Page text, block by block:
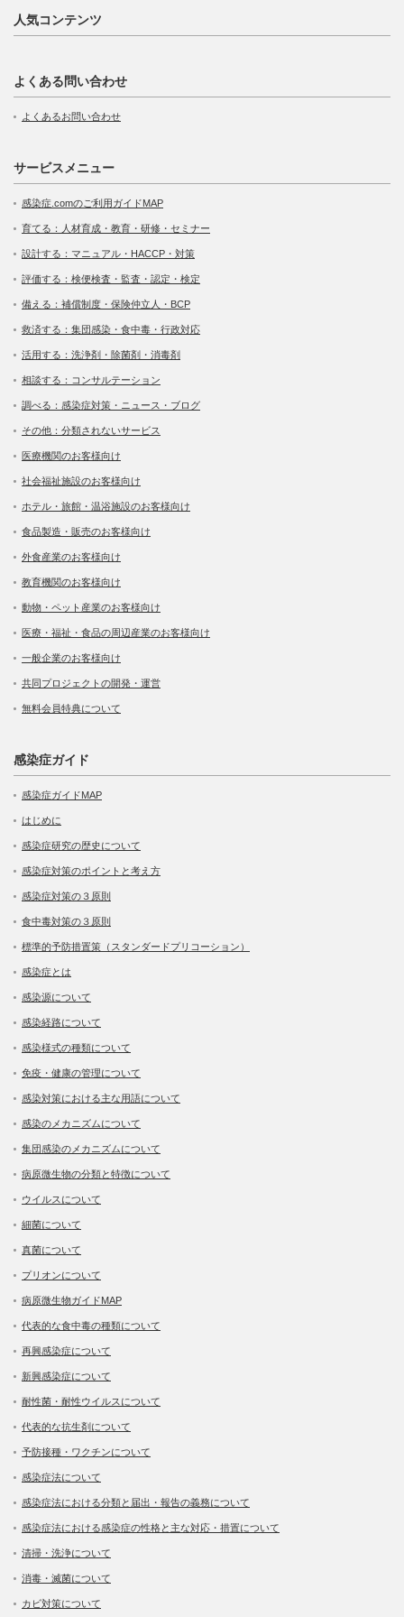
人気コンテンツ
よくある問い合わせ
よくあるお問い合わせ
サービスメニュー
感染症.comのご利用ガイドMAP
育てる：人材育成・教育・研修・セミナー
設計する：マニュアル・HACCP・対策
評価する：検便検査・監査・認定・検定
備える：補償制度・保険仲立人・BCP
救済する：集団感染・食中毒・行政対応
活用する：洗浄剤・除菌剤・消毒剤
相談する：コンサルテーション
調べる：感染症対策・ニュース・ブログ
その他：分類されないサービス
医療機関のお客様向け
社会福祉施設のお客様向け
ホテル・旅館・温浴施設のお客様向け
食品製造・販売のお客様向け
外食産業のお客様向け
教育機関のお客様向け
動物・ペット産業のお客様向け
医療・福祉・食品の周辺産業のお客様向け
一般企業のお客様向け
共同プロジェクトの開発・運営
無料会員特典について
感染症ガイド
感染症ガイドMAP
はじめに
感染症研究の歴史について
感染症対策のポイントと考え方
感染症対策の３原則
食中毒対策の３原則
標準的予防措置策（スタンダードプリコーション）
感染症とは
感染源について
感染経路について
感染様式の種類について
免疫・健康の管理について
感染対策における主な用語について
感染のメカニズムについて
集団感染のメカニズムについて
病原微生物の分類と特徴について
ウイルスについて
細菌について
真菌について
プリオンについて
病原微生物ガイドMAP
代表的な食中毒の種類について
再興感染症について
新興感染症について
耐性菌・耐性ウイルスについて
代表的な抗生剤について
予防接種・ワクチンについて
感染症法について
感染症法における分類と届出・報告の義務について
感染症法における感染症の性格と主な対応・措置について
清掃・洗浄について
消毒・滅菌について
カビ対策について